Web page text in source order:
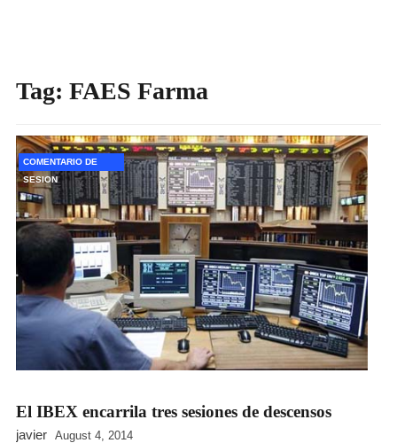
Tag: FAES Farma
COMENTARIO DE
SESION
El IBEX encarrila tres sesiones de descensos
javier August 4, 2014